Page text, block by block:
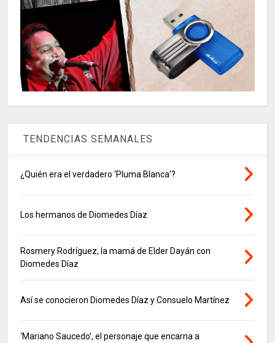
TENDENCIAS SEMANALES
¿Quién era el verdadero ‘Pluma Blanca’?
Los hermanos de Diomedes Díaz
Rosmery Rodríguez, la mamá de Elder Dayán con
Diomedes Díaz
Así se conocieron Diomedes Díaz y Consuelo Martínez
‘Mariano Saucedo’, el personaje que encarna a